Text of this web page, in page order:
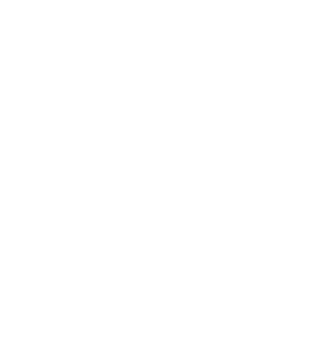
Apresan a tres